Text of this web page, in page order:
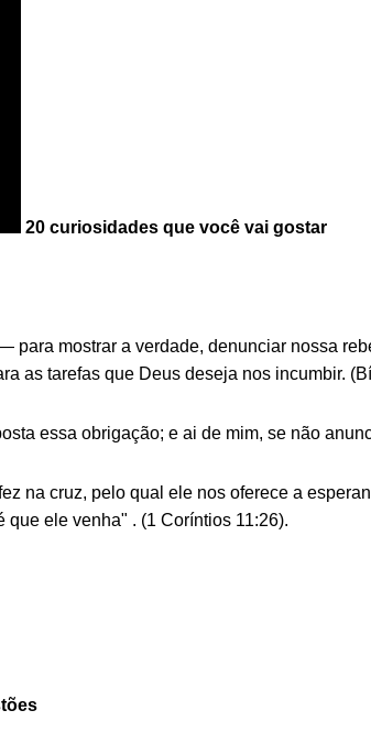
20 curiosidades que você vai gostar
mostrar a verdade, denunciar nossa
as tarefas que Deus deseja nos incumbir.
essa obrigação; e ai de mim, se não
na cruz, pelo qual ele nos oferece a
ele venha" . (1 Coríntios 11:26).